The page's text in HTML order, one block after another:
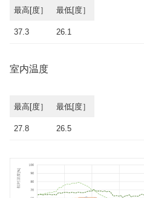
最高[度］ 最低[度］
37.3 26.1
室内温度
最高[度］ 最低[度］
27.8 26.5